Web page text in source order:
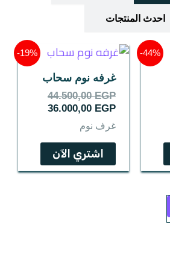
احدث المنتجات
44%-
السعر
الأصلي
السعر
الحالي
19%-
غرفه نوم سحاب
44.500,00EGP
السعر
الأصلي
هو:
36.000,00 EGP
السعر
الحالي
هو:
غرف نوم
اشتري الآن